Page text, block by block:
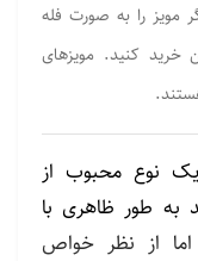
را به صورت فله
خرید کنید. مویز‌های
یک نوع محبوب از
طور ظاهری با
از نظر خواص